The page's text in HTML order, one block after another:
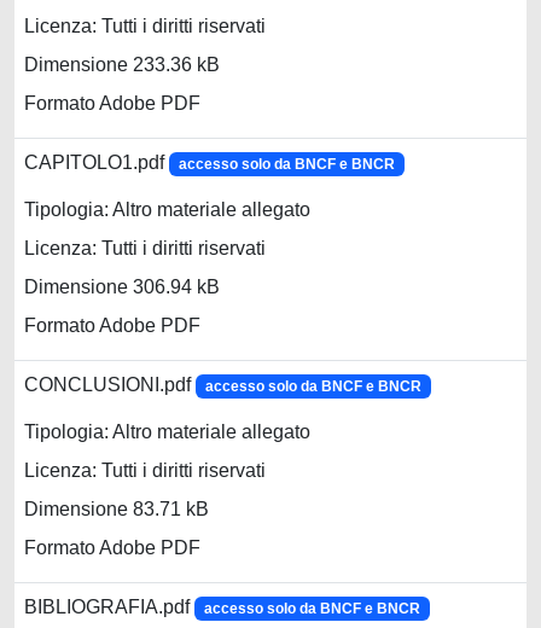
Licenza: Tutti i diritti riservati
Dimensione 233.36 kB
Formato Adobe PDF
CAPITOLO1.pdf accesso solo da BNCF e BNCR
Tipologia: Altro materiale allegato
Licenza: Tutti i diritti riservati
Dimensione 306.94 kB
Formato Adobe PDF
CONCLUSIONI.pdf accesso solo da BNCF e BNCR
Tipologia: Altro materiale allegato
Licenza: Tutti i diritti riservati
Dimensione 83.71 kB
Formato Adobe PDF
BIBLIOGRAFIA.pdf accesso solo da BNCF e BNCR